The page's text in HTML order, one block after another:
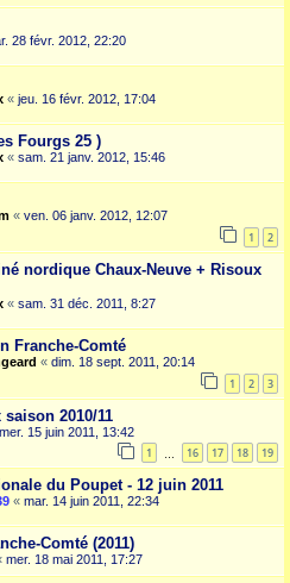
28 févr. 2012, 22:20
« jeu. 16 févr. 2012, 17:04
Fourgs 25 )
« sam. 21 janv. 2012, 15:46
« ven. 06 janv. 2012, 12:07
1 2
nordique Chaux-Neuve + Risoux
« sam. 31 déc. 2011, 8:27
Franche-Comté
« dim. 18 sept. 2011, 20:14
1 2 3
2010/11
mer. 15 juin 2011, 13:42
1 16 17 18 19
du Poupet - 12 juin 2011
« mar. 14 juin 2011, 22:34
Comté (2011)
mer. 18 mai 2011, 17:27